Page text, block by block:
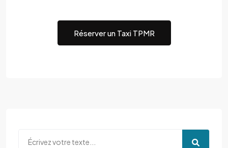
Réserver un Taxi TPMR